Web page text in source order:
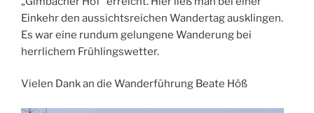
Einkehr den aussichtsreichen Wandertag ausklingen.
Es war eine rundum gelungene Wanderung bei
herrlichem Frühlingswetter.
Vielen Dank an die Wanderführung Beate Höß